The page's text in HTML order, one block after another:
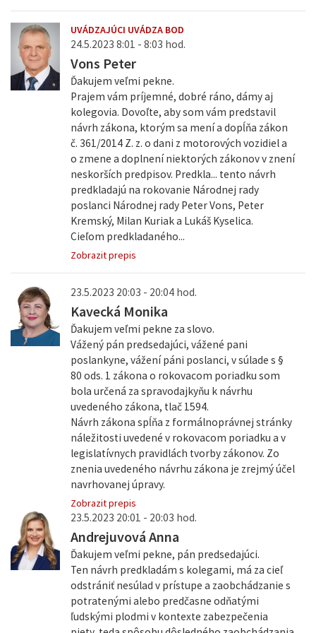
UVÁDZAJÚCI UVÁDZA BOD
24.5.2023 8:01 - 8:03 hod.
Vons Peter
Ďakujem veľmi pekne.
Prajem vám príjemné, dobré ráno, dámy aj
kolegovia. Dovoľte, aby som vám predstavil
návrh zákona, ktorým sa mení a dopĺňa zákon
č. 361/2014 Z. z. o dani z motorových vozidiel a
o zmene a doplnení niektorých zákonov v znení
neskorších predpisov. Predkla... tento návrh
predkladajú na rokovanie Národnej rady
poslanci Národnej rady Peter Vons, Peter
Kremský, Milan Kuriak a Lukáš Kyselica.
Cieľom predkladaného...
Zobrazit prepis
23.5.2023 20:03 - 20:04 hod.
Kavecká Monika
Ďakujem veľmi pekne za slovo.
Vážený pán predsedajúci, vážené pani
poslankyne, vážení páni poslanci, v súlade s §
80 ods. 1 zákona o rokovacom poriadku som
bola určená za spravodajkyňu k návrhu
uvedeného zákona, tlač 1594.
Návrh zákona spĺňa z formálnoprávnej stránky
náležitosti uvedené v rokovacom poriadku a v
legislatívnych pravidlách tvorby zákonov. Zo
znenia uvedeného návrhu zákona je zrejmý účel
navrhovanej úpravy.
Zobrazit prepis
23.5.2023 20:01 - 20:03 hod.
Andrejuvová Anna
Ďakujem veľmi pekne, pán predsedajúci.
Ten návrh predkladám s kolegami, má za cieľ
odstrániť nesúlad v prístupe a zaobchádzanie s
potratenými alebo predčasne odňatými
ľudskými plodmi v kontexte zabezpečenia